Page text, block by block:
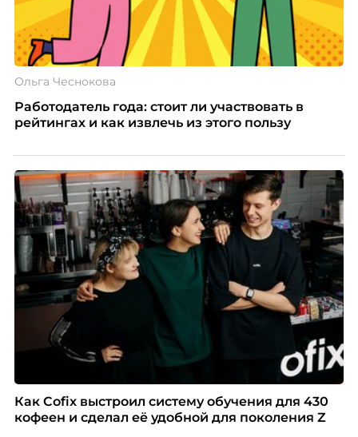
Ольга Чеснокова
Работодатель года: стоит ли участвовать в
рейтингах и как извлечь из этого пользу
Как Cofix выстроил систему обучения для 430
кофеен и сделал её удобной для поколения Z